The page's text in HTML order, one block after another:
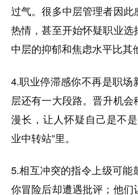
过气。很多中层管理者因此
热情，甚至开始怀疑职业选
中层的抑郁和焦虑水平比其
4.职业停滞感你不再是职场
层还有一大段路。晋升机会
漫长，让人怀疑自己是不
业中转站”里。
5.相互冲突的指令上级可能
你冒险后却遭遇批评；他们